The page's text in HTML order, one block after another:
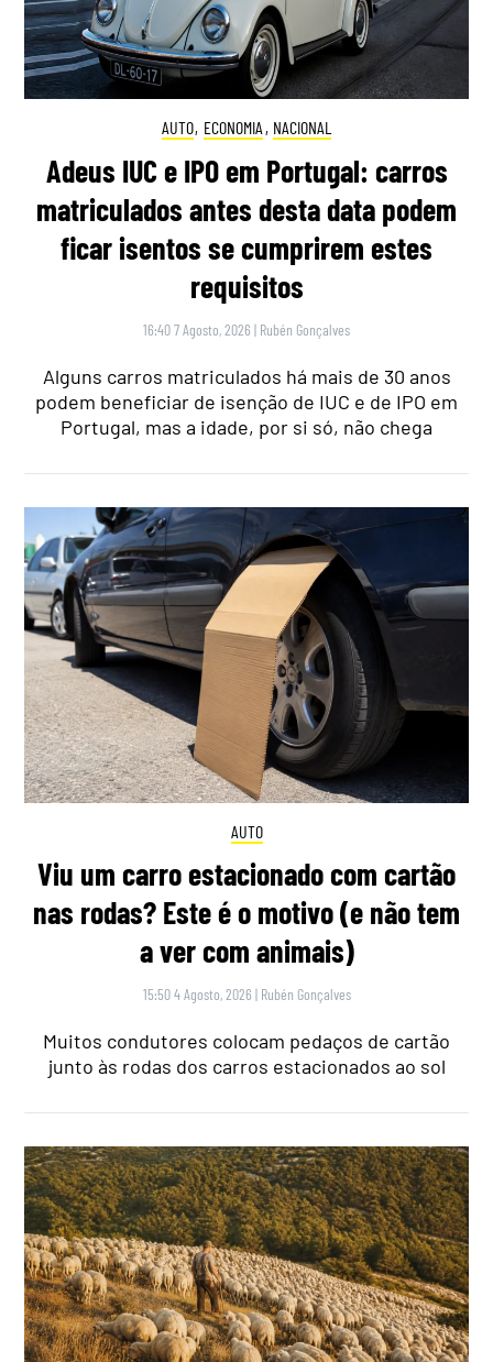
AUTO, ECONOMIA , NACIONAL
Adeus IUC e IPO em Portugal: carros
matriculados antes desta data podem
ficar isentos se cumprirem estes
requisitos
16:40 7 Agosto, 2026 | Rubén Gonçalves
Alguns carros matriculados há mais de 30 anos
podem beneficiar de isenção de IUC e de IPO em
Portugal, mas a idade, por si só, não chega
AUTO
Viu um carro estacionado com cartão
nas rodas? Este é o motivo (e não tem
a ver com animais)
15:50 4 Agosto, 2026 | Rubén Gonçalves
Muitos condutores colocam pedaços de cartão
junto às rodas dos carros estacionados ao sol